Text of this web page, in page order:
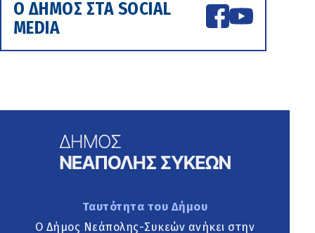
Ο ΔΗΜΟΣ ΣΤΑ SOCIAL
MEDIA
Ταυτότητα του Δήμου
Ο Δήμος Νεάπολης-Συκεών ανήκει στην